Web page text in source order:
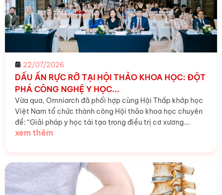
22/07/2026
DẤU ẤN RỰC RỠ TẠI HỘI THẢO KHOA HỌC: ĐỘT
PHÁ CÔNG NGHỆ Y HỌC...
Vừa qua, Omniarch đã phối hợp cùng Hội Thấp khớp học
Việt Nam tổ chức thành công Hội thảo khoa học chuyên
đề: “Giải pháp y học tái tạo trong điều trị cơ xương...
xem thêm